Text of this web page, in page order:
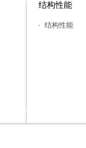
结构性能
结构性能